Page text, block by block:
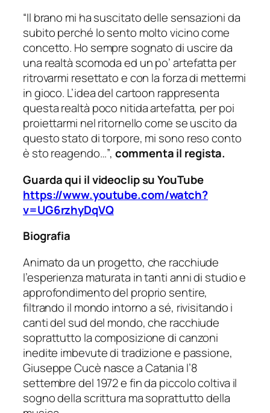
“Il brano mi ha suscitato delle sensazioni da
subito perché lo sento molto vicino come
concetto. Ho sempre sognato di uscire da
una realtà scomoda ed un po’ artefatta per
ritrovarmi resettato e con la forza di mettermi
in gioco. L’idea del cartoon rappresenta
questa realtà poco nitida artefatta, per poi
proiettarmi nel ritornello come se uscito da
questo stato di torpore, mi sono reso conto
è sto reagendo…”,commenta il regista.
Guarda qui il videoclip su YouTube
https://www.youtube.com/watch?
v=UG6rzhyDqVQ
Biografia
Animato da un progetto, che racchiude
l’esperienza maturata in tanti anni di studio e
approfondimento del proprio sentire,
filtrando il mondo intorno a sé, rivisitando i
canti del sud del mondo, che racchiude
soprattutto la composizione di canzoni
inedite imbevute di tradizione e passione,
Giuseppe Cucè nasce a Catania l’8
settembre del 1972 e fin da piccolo coltiva il
sogno della scrittura ma soprattutto della